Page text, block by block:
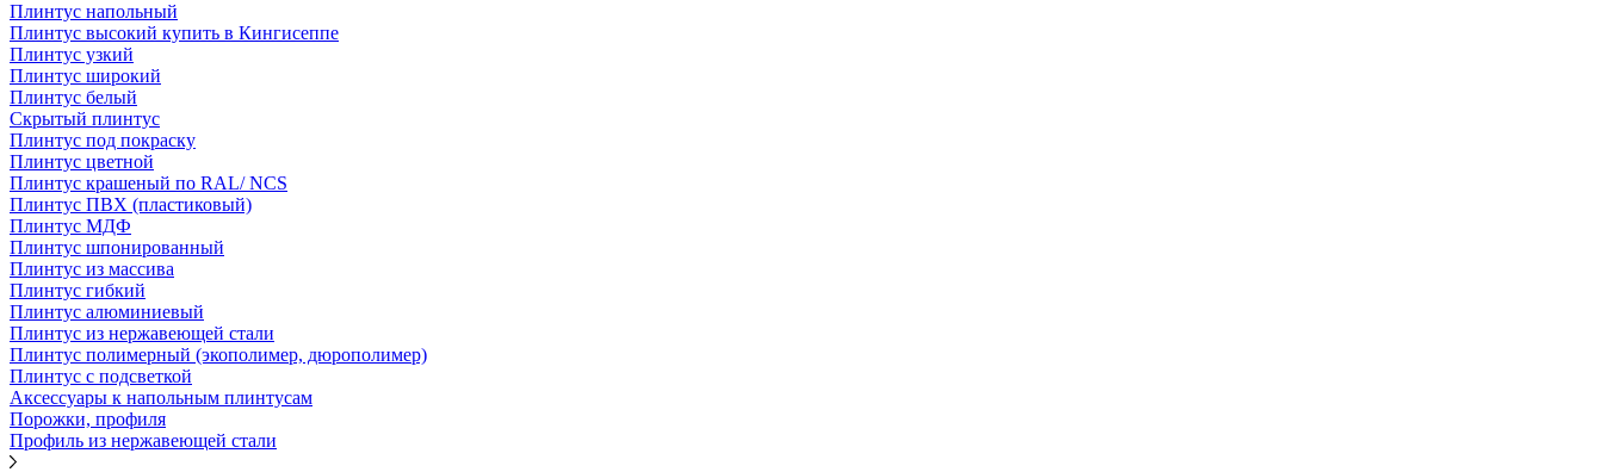
Плинтус напольный
Плинтус высокий купить в Кингисеппе
Плинтус узкий
Плинтус широкий
Плинтус белый
Скрытый плинтус
Плинтус под покраску
Плинтус цветной
Плинтус крашеный по RAL/ NCS
Плинтус ПВХ (пластиковый)
Плинтус МДФ
Плинтус шпонированный
Плинтус из массива
Плинтус гибкий
Плинтус алюминиевый
Плинтус из нержавеющей стали
Плинтус полимерный (экополимер, дюрополимер)
Плинтус с подсветкой
Аксессуары к напольным плинтусам
Порожки, профиля
Профиль из нержавеющей стали